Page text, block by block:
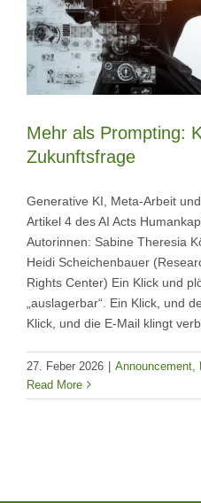
Mehr als Prompting:
Zukunftsfrage
Generative KI, Meta-Arbeit
Artikel 4 des AI Acts
Autorinnen: Sabine Theresia
Heidi Scheichenbauer
Rights Center) Ein Klick und
„auslagerbar“. Ein Klick, und
Klick, und die E-Mail klingt
27. Feber 2026 | Announcement
Read More